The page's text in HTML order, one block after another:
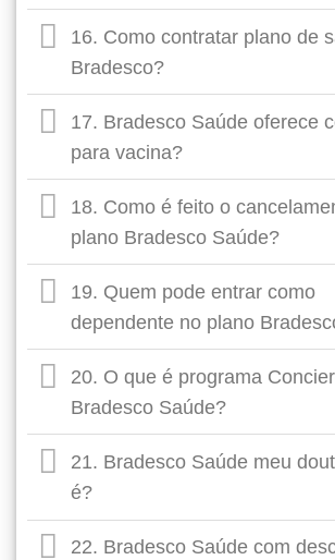
16. Como contratar plano de
Bradesco?
17. Bradesco Saúde oferece
para vacina?
18. Como é feito o
plano Bradesco Saúde?
19. Quem pode entrar como
dependente no plano
20. O que é programa
Bradesco Saúde?
21. Bradesco Saúde meu
é?
22. Bradesco Saúde com